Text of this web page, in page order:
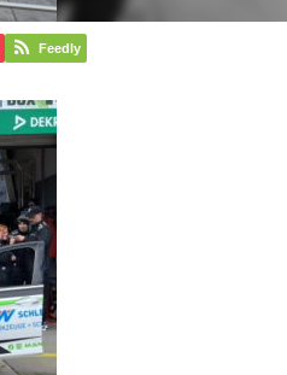
Feedly